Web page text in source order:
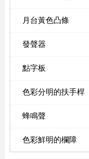
月台黃色凸條
發聲器
點字板
色彩分明的扶手桿
蜂鳴聲
色彩鮮明的欄障